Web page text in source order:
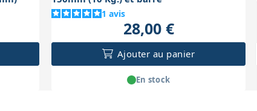
1 avis
28,00 €
Ajouter au panier
En stock